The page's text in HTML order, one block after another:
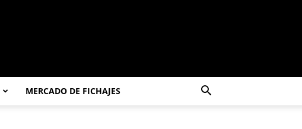
MERCADO DE FICHAJES